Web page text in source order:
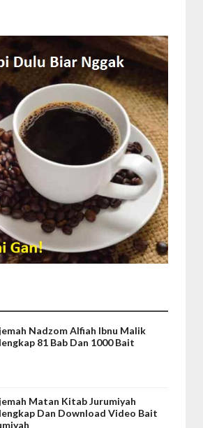
Nadzom Alfiah Ibnu Malik
81 Bab Dan 1000 Bait
Matan Kitab Jurumiyah
Dan Download Video Bait